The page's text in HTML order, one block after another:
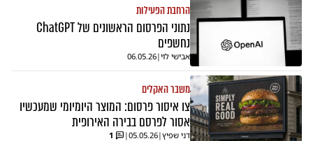
הרחבת הפעילות
נתוני הפרסום הראשונים של ChatGPT
נחשפים
אבישי לוי|
06.05.26
משבר האקלים
צו איסור פרסום: המוצר היומיומי שמעכשיו
אסור לפרסם בבירה האירופית
דני שפיץ|
05.05.26
|
1